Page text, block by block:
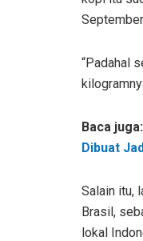
“Padahal
Baca juga:
Dibuat
Salain itu,
Brasil,
lokal